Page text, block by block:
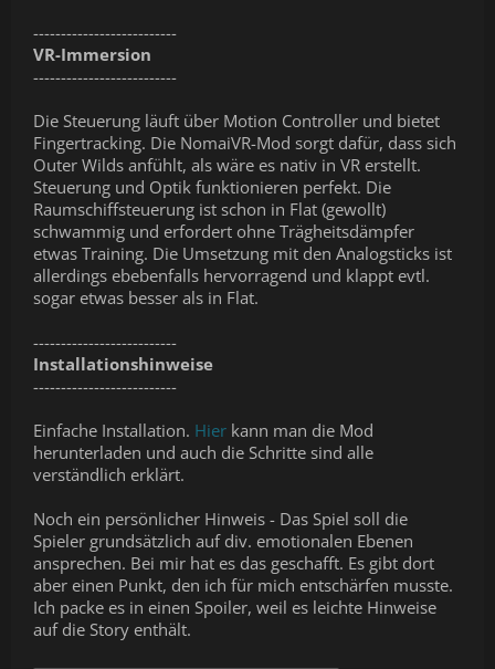
--------------------------
VR-Immersion
--------------------------
Die Steuerung läuft über Motion Controller und bietet
Fingertracking. Die NomaiVR-Mod sorgt dafür, dass sich
Outer Wilds anfühlt, als wäre es nativ in VR erstellt.
Steuerung und Optik funktionieren perfekt. Die
Raumschiffsteuerung ist schon in Flat (gewollt)
schwammig und erfordert ohne Trägheitsdämpfer
etwas Training. Die Umsetzung mit den Analogsticks ist
allerdings ebebenfalls hervorragend und klappt evtl.
sogar etwas besser als in Flat.
--------------------------
Installationshinweise
--------------------------
Einfache Installation. Hier kann man die Mod
herunterladen und auch die Schritte sind alle
verständlich erklärt.
Noch ein persönlicher Hinweis - Das Spiel soll die
Spieler grundsätzlich auf div. emotionalen Ebenen
ansprechen. Bei mir hat es das geschafft. Es gibt dort
aber einen Punkt, den ich für mich entschärfen musste.
Ich packe es in einen Spoiler, weil es leichte Hinweise
auf die Story enthält.